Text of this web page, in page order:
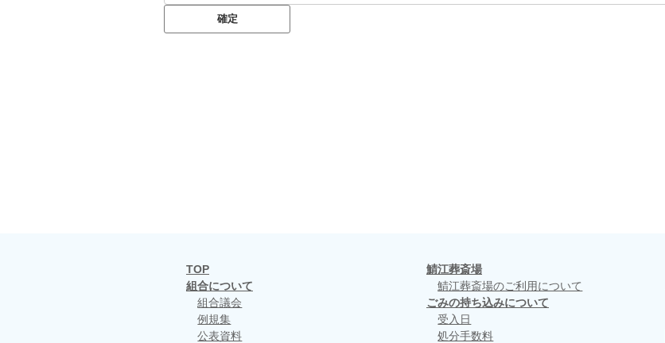
TOP
組合について
組合議会
例規集
公表資料
鯖江葬斎場
鯖江葬斎場のご利用について
ごみの持ち込みについて
受入日
処分手数料